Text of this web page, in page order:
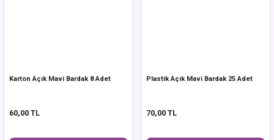
Karton Açık Mavi Bardak 8 Adet
60,00 TL
Plastik Açık Mavi Bardak 25 Adet
70,00 TL